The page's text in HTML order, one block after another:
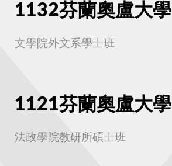
1132芬蘭奧盧大學
文學院外文系學士班
1121芬蘭奧盧大學
法政學院教研所碩士班